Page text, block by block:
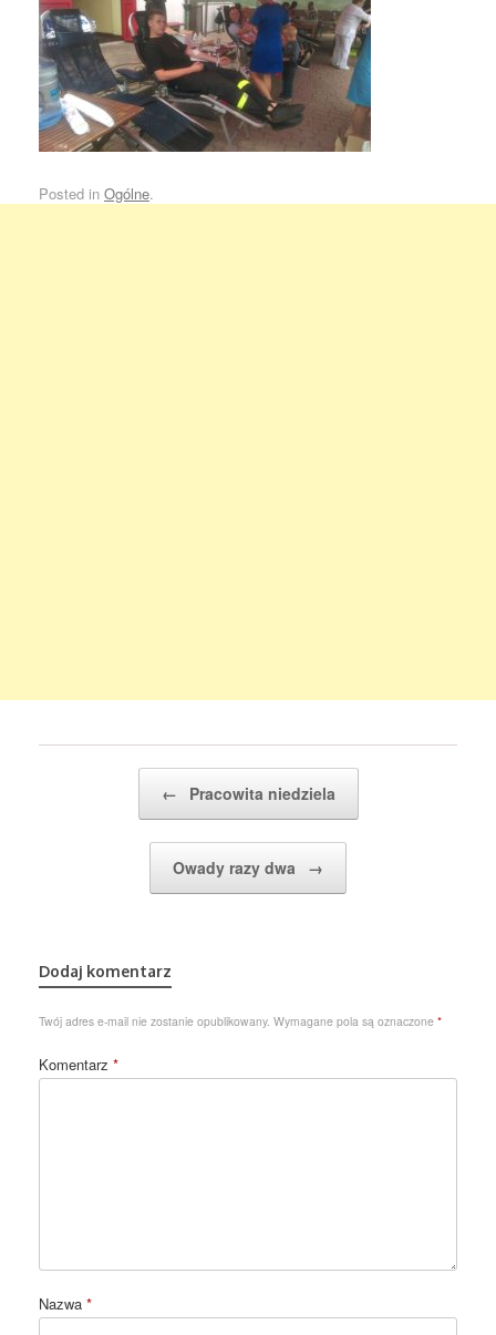
Posted in Ogólne.
← Pracowita niedziela
Owady razy dwa →
Dodaj komentarz
Twój adres e-mail nie zostanie opublikowany. Wymagane pola są oznaczone *
Komentarz *
Nazwa *